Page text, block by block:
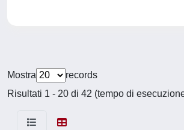
Mostra
records
Risultati 1 - 20 di 42 (tempo di